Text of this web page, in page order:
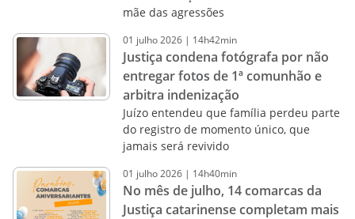
mãe das agressões
01 julho2026 | 14h42min
Justiça condena fotógrafa por não
entregar fotos de 1ª comunhão e
arbitra indenização
Juízo entendeu que família perdeu parte
do registro de momento único, que
jamais será revivido
01 julho2026 | 14h40min
No mês de julho, 14 comarcas da
Justiça catarinense completam mais